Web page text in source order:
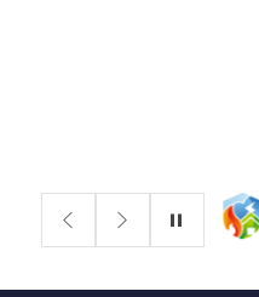
배너존 정지